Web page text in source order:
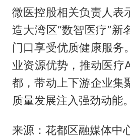
微医控股相关负责人表
造大湾区“数智医疗”新
门口享受优质健康服务
业资源优势，推动医疗
都，带动上下游企业集
质量发展注入强劲动能。
来源：花都区融媒体中